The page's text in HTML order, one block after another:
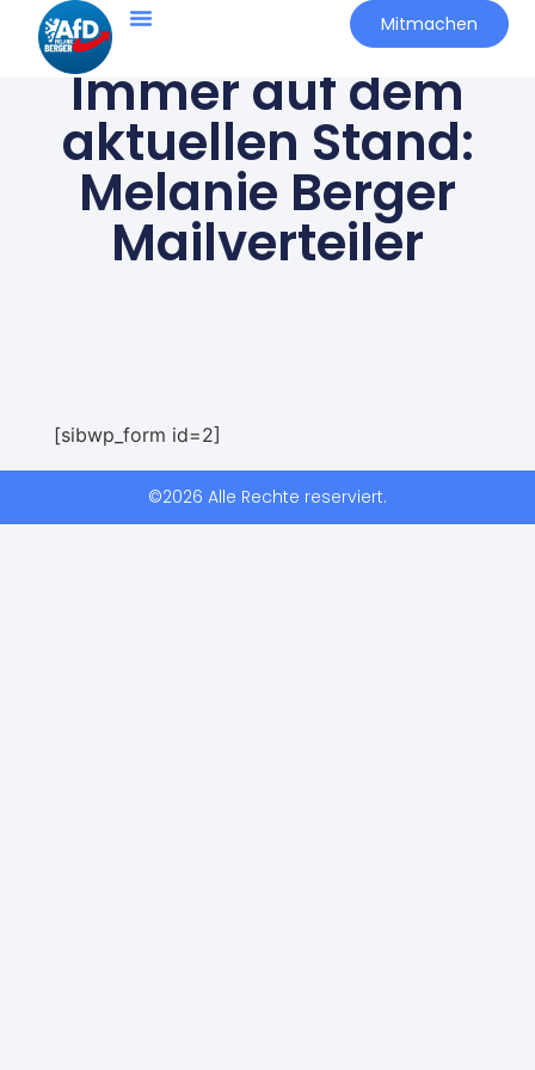
Mitmachen
Immer auf dem
aktuellen Stand:
Melanie Berger
Mailverteiler
[sibwp_form id=2]
©2026 Alle Rechte reserviert.